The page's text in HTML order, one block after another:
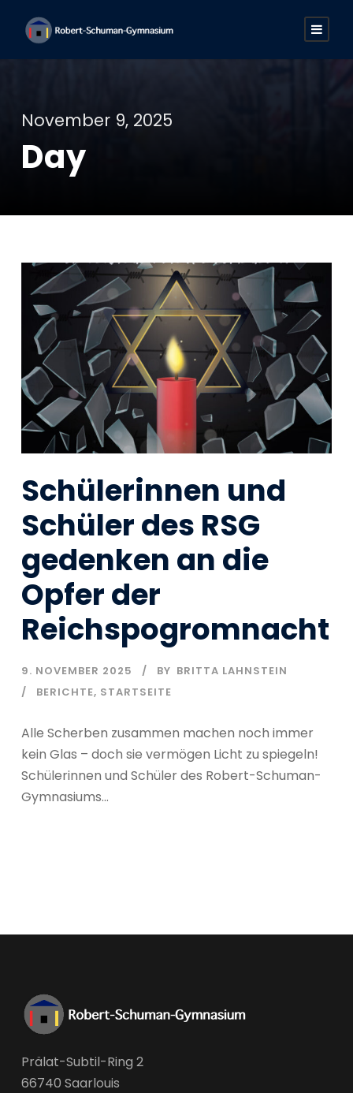
November 9, 2025
Day
Schülerinnen und
Schüler des RSG
gedenken an die
Opfer der
Reichspogromnacht
9. NOVEMBER 2025 BY BRITTA LAHNSTEIN
BERICHTE, STARTSEITE
Alle Scherben zusammen machen noch immer
kein Glas – doch sie vermögen Licht zu spiegeln!
Schülerinnen und Schüler des Robert-Schuman-
Gymnasiums...
Prälat-Subtil-Ring 2
66740 Saarlouis